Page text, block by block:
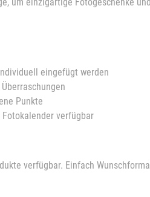
eingefügt werden
Punkte
verfügbar
verfügbar. Einfach